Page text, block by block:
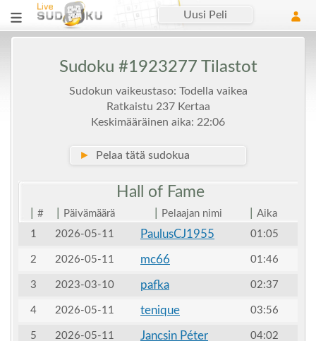
Uusi Peli
Sudoku #1923277 Tilastot
Sudokun vaikeustaso: Todella vaikea
Ratkaistu 237 Kertaa
Keskimääräinen aika: 22:06
► Pelaa tätä sudokua
Hall of Fame
# Päivämäärä Pelaajan nimi
Aika
1
2026-05-11 PaulusCJ1955 01:05
2 2026-05-11 mc66 01:46
3 2023-03-10 pafka 02:37
4 2026-05-11 tenique 03:56
5 2026-05-11 Jancsin Péter 04:02